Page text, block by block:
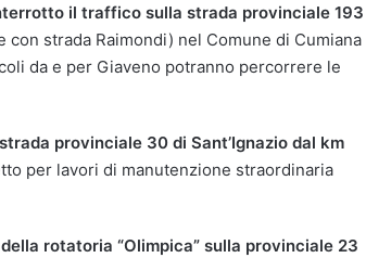
il traffico sulla strada provinciale 193
con strada Raimondi) nel Comune di Cumiana
da e per Giaveno potranno percorrere le
provinciale 30 di Sant’Ignazio dal km
per lavori di manutenzione straordinaria
rotatoria “Olimpica” sulla provinciale 23